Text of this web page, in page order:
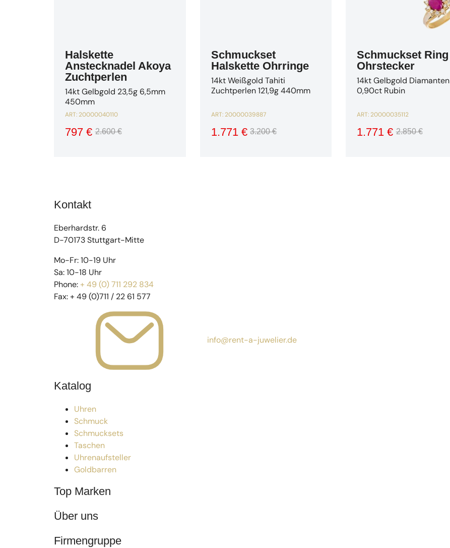
Halskette
Anstecknadel Akoya
Zuchtperlen
14kt Gelbgold 23,5g 6,5mm
450mm
ART:20000040110
2.600 €
797 €
Schmuckset
Halskette Ohrringe
14kt Weißgold Tahiti
Zuchtperlen 121,9g 440mm
ART:20000039887
3.200 €
1.771 €
Schmuckset Ring
Ohrstecker
14kt Gelbgold Diamanten
0,90ct Rubin
ART:20000035112
2.850 €
1.771 €
Kontakt
Eberhardstr. 6
D-70173 Stuttgart-Mitte
Mo-Fr: 10-19 Uhr
Sa: 10-18 Uhr
Phone:+ 49 (0) 711 292 834
Fax:+ 49 (0)711 / 22 61 577
info@rent-a-juwelier.de
Katalog
Uhren
Schmuck
Schmucksets
Taschen
Uhrenaufsteller
Goldbarren
Top Marken
Über uns
Firmengruppe